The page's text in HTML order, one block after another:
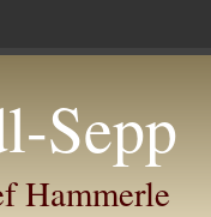
Sepp
Hammerle